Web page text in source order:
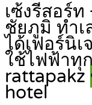
เซ้งรีสอร์
ชัยภูมิ ทำ
ได้เฟอร์นิ
ใช้ไฟฟ้าทุ
rattapakz
hotel